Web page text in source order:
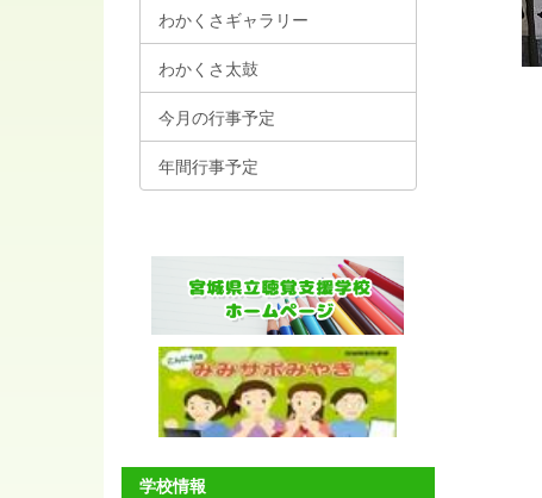
わかくさギャラリー
わかくさ太鼓
今月の行事予定
年間行事予定
学校情報